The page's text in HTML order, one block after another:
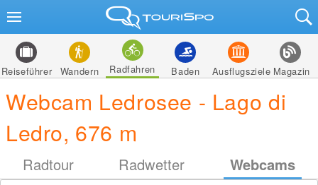
Reiseführer Wandern Radfahren Baden Ausflugsziele Magazin
Webcam Ledrosee - Lago di
Ledro, 676 m
Radtour Radwetter Webcams